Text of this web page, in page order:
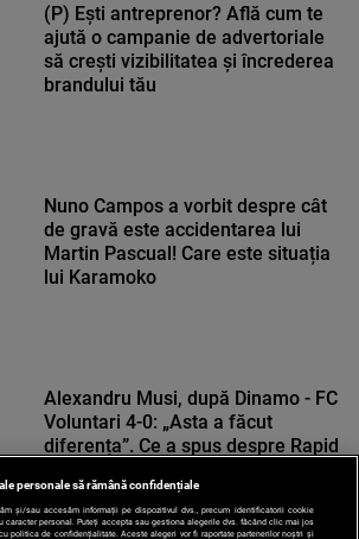
(P) Ești antreprenor? Află cum te
ajută o campanie de advertoriale
să crești vizibilitatea și încrederea
brandului tău
Nuno Campos a vorbit despre cât
de gravă este accidentarea lui
Martin Pascual! Care este situația
lui Karamoko
Alexandru Musi, după Dinamo - FC
Voluntari 4-0: „Asta a făcut
diferența”. Ce a spus despre Rapid
personale să rămână confidențiale
și/sau accesăm informații pe dispozitivul dvs., precum identificatorii cookie
caracter personal. Puteți accepta sau gestiona alegerile dvs. făcând clic mai jos
politica de confidențialitate. Aceste alegeri vor fi raportate partenerilor noștri și